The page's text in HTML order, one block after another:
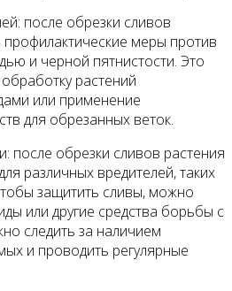
после обрезки сливов
меры против
и черной пятнистости. Это
растений
или применение
для обрезанных веток.
после обрезки сливов растения
различных вредителей, таких
защитить сливы, можно
или другие средства борьбы с
следить за наличием
и проводить регулярные